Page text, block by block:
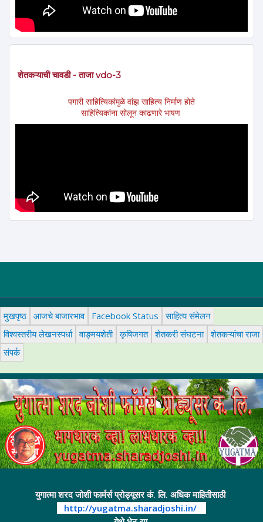
शेतकऱ्याची चावडी - ताजा vdo-3
पगारी साहित्यिकांमुळे वांझ साहित्य निर्माण होते
साहित्यिकांना सोलून काढणारे भाषण
मुखपृष्ठ आजचे बाजारभाव Facebook Status
साहित्य संमेलन
विश्वस्तरीय लेखनस्पर्धा वाङ्मयशेती कृषिजगत शेतकरी संघटना शेतकऱ्यांचा राजा
संपर्क
युगात्मा शरद जोशी फार्मर्स प्रोड्यूसर कं. लि. अधिक माहितीसाठी
http://yugatma.sharadjoshi.in/